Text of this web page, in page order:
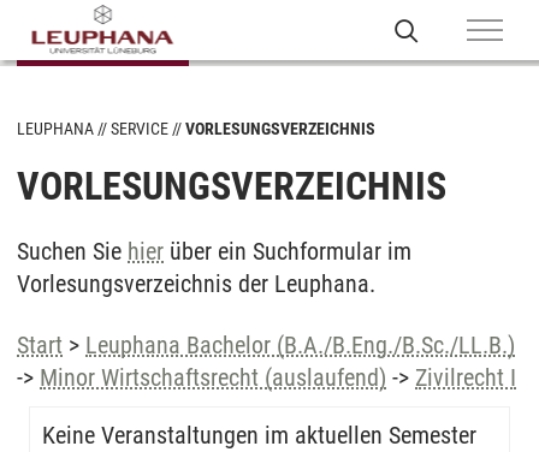
LEUPHANA SERVICE VORLESUNGSVERZEICHNIS
VORLESUNGSVERZEICHNIS
Suchen Sie hier über ein Suchformular im
Vorlesungsverzeichnis der Leuphana.
Start > Leuphana Bachelor (B.A./B.Eng./B.Sc./LL.B.)
-> Minor Wirtschaftsrecht (auslaufend) -> Zivilrecht I
Keine Veranstaltungen im aktuellen Semester